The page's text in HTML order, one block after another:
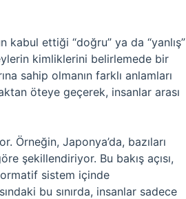
kabul ettiği “doğru” ya da “yanlış”
kimliklerini belirlemede bir
sahip olmanın farklı anlamları
öteye geçerek, insanlar arası
Örneğin, Japonya’da, bazıları
şekillendiriyor. Bu bakış açısı,
sistem içinde
bu sınırda, insanlar sadece